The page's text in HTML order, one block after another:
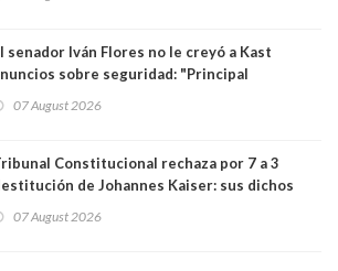
senador Iván Flores no le creyó a Kast
sobre seguridad: "Principal
perseguir ruta del dinero y levantar secreto
07 August 2026
Constitucional rechaza por 7 a 3
de Johannes Kaiser: sus dichos
justicia constitucional porque no es diputado
07 August 2026